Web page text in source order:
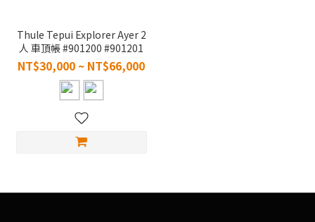
Thule Tepui Explorer Ayer 2
人 車頂帳 #901200 #901201
NT$30,000 ~ NT$66,000